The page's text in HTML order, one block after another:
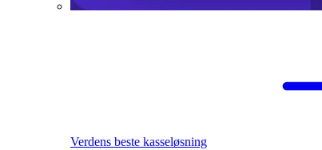
Verdens beste kasseløsning